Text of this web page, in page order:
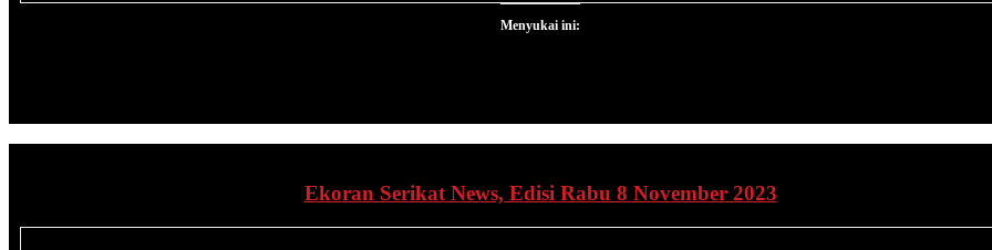
Menyukai ini:
Ekoran Serikat News, Edisi Rabu 8 November 2023